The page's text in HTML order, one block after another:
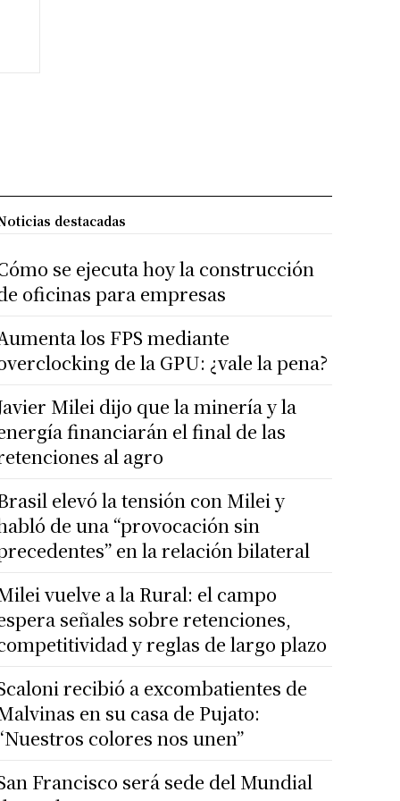
destacadas
se ejecuta hoy la construcción
oficinas para empresas
los FPS mediante
de la GPU: ¿vale la pena?
Milei dijo que la minería y la
financiarán el final de las
al agro
elevó la tensión con Milei y
de una “provocación sin
en la relación bilateral
vuelve a la Rural: el campo
señales sobre retenciones,
y reglas de largo plazo
recibió a excombatientes de
en su casa de Pujato:
colores nos unen”
Francisco será sede del Mundial